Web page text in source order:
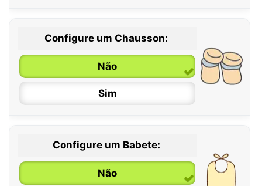
0 / 6 meses
6 / 12 meses
12 / 18 meses
Configure um Chausson:
Não
Sim
Configure um Babete:
Não